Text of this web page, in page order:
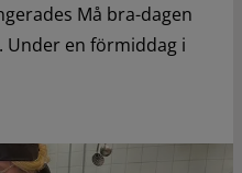
Må bra-dagen
Under en förmiddag i